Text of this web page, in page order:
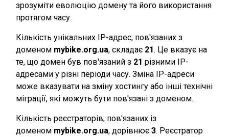
зрозуміти еволюцію домену та його використання
протягом часу.
Кількість унікальних IP-адрес, пов'язаних з
доменом mybike.org.ua, складає 21. Це вказує на
те, що домен був пов'язаний з 21 різними IP-
адресами у різні періоди часу. Зміна IP-адреси
може вказувати на зміну хостингу або інші технічні
міграції, які можуть бути пов'язані з доменом.
Кількість реєстраторів, пов'язаних із
доменом mybike.org.ua, дорівнює 3. Реєстратор